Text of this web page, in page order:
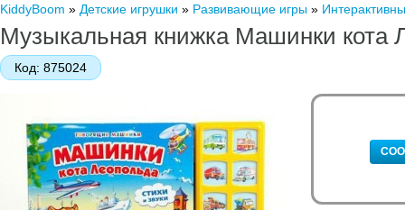
KiddyBoom » Детские игрушки » Развивающие игры »
Музыкальная книжка Машинки кота
Код: 875024